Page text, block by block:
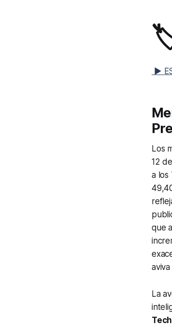
▶
Los
12
a los
que
La